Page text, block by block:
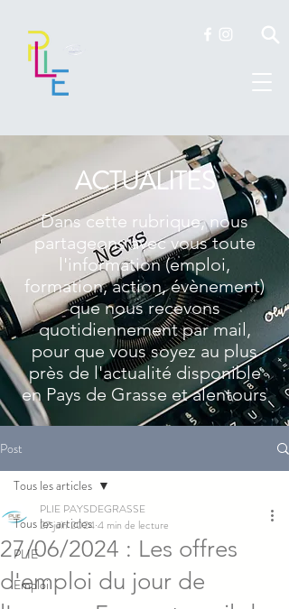
ACTUALITES
Dans cette rubrique, nous
partageons avec vous toute
l'information (emploi,
formation, action, évènement)
que nous recevons
quotidiennement par mail,
pour que vous soyez au plus
près de l'actualité disponible
en Pays de Grasse et alentours
Post
Tous les articles
PLIE
Emploi
Tous les articles
27/06/2024 : Les offres
d'emploi du jour de
PLIE PAYSDEGRASSE
27 juin 20244 min de lecture